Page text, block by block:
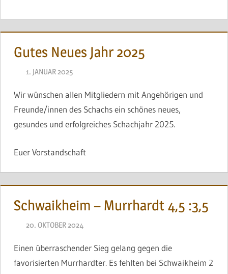
Gutes Neues Jahr 2025
1. JANUAR 2025
Wir wünschen allen Mitgliedern mit Angehörigen und
Freunde/innen des Schachs ein schönes neues,
gesundes und erfolgreiches Schachjahr 2025.
Euer Vorstandschaft
Schwaikheim – Murrhardt 4,5 :3,5
20. OKTOBER 2024
Einen überraschender Sieg gelang gegen die
favorisierten Murrhardter. Es fehlten bei Schwaikheim 2